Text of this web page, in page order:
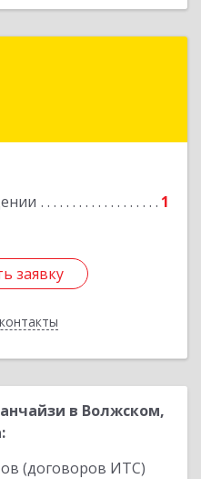
1
заявку
обл, Калач-на-Дону г,
заявку
в Волжском,
(договоров ИТС)